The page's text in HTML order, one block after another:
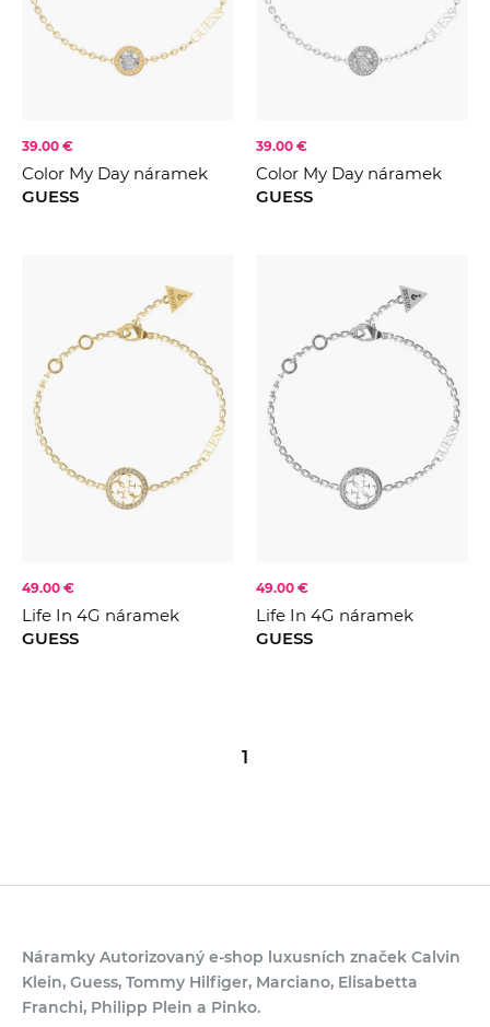
39.00 €
Color My Day náramek
GUESS
39.00 €
Color My Day náramek
GUESS
49.00 €
Life In 4G náramek
GUESS
49.00 €
Life In 4G náramek
GUESS
1
Náramky Autorizovaný e-shop luxusních značek Calvin
Klein, Guess, Tommy Hilfiger, Marciano, Elisabetta
Franchi, Philipp Plein a Pinko.